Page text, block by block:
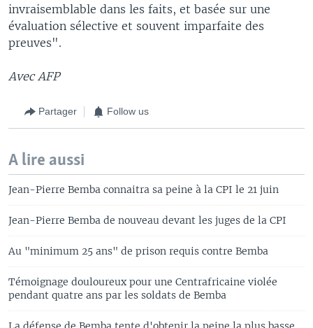
invraisemblable dans les faits, et basée sur une
évaluation sélective et souvent imparfaite des
preuves".
Avec AFP
Partager Follow us
A lire aussi
Jean-Pierre Bemba connaitra sa peine à la CPI le 21 juin
Jean-Pierre Bemba de nouveau devant les juges de la CPI
Au "minimum 25 ans" de prison requis contre Bemba
Témoignage douloureux pour une Centrafricaine violée
pendant quatre ans par les soldats de Bemba